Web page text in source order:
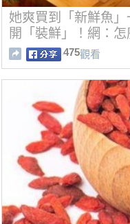
她爽買到「新鮮魚
開「裝鮮」！網：
475觀看